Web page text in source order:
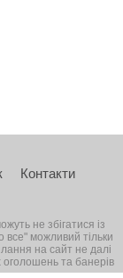
Контакти
не збігатися із
все" можливий тільки
на сайт не далі
оголошень та банерів